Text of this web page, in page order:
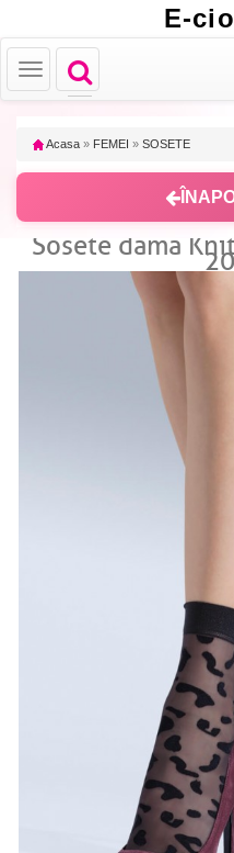
E-
Toggle
navigation
Toggle
navigation
Acasa » FEMEI » SOSETE
Sosete dama